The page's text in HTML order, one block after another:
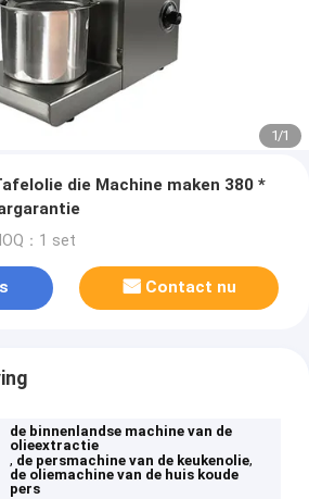
1/1
die Machine maken 380 *
：1 set
Contact nu
de binnenlandse machine van de
olieextractie
, de persmachine van de keukenolie,
de oliemachine van de huis koude
pers